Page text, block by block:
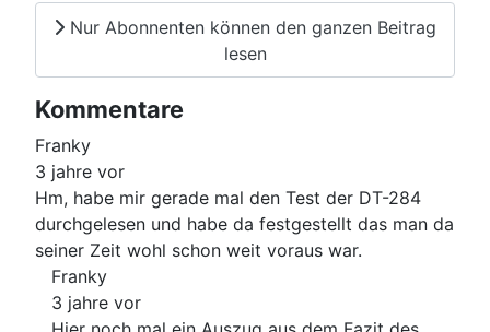
Nur Abonnenten können den ganzen Beitrag
lesen
Kommentare
Franky
3 jahre vor
Hm, habe mir gerade mal den Test der DT-284
durchgelesen und habe da festgestellt das man da
seiner Zeit wohl schon weit voraus war.
Franky
3 jahre vor